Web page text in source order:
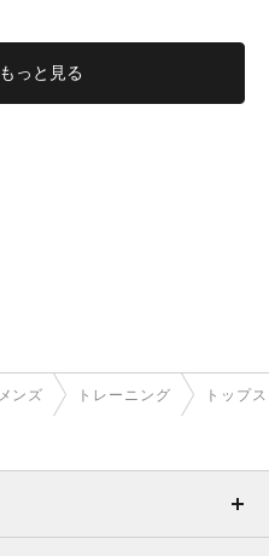
もっと見る
メンズ トレーニング トップス